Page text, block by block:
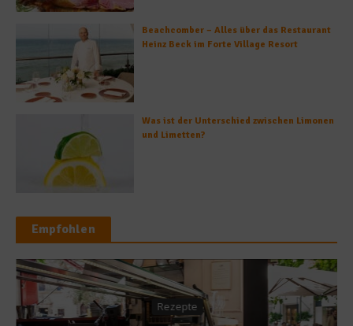
Beachcomber – Alles über das Restaurant
Heinz Beck im Forte Village Resort
Was ist der Unterschied zwischen Limonen
und Limetten?
Empfohlen
Rezepte